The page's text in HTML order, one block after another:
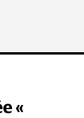
«